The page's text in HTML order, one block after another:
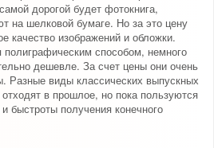
дорогой будет фотокнига,
на шелковой бумаге. Но за это цену
качество изображений и обложки.
полиграфическим способом, немного
дешевле. За счет цены они очень
Разные виды классических выпускных
в прошлое, но пока пользуются
быстроты получения конечного